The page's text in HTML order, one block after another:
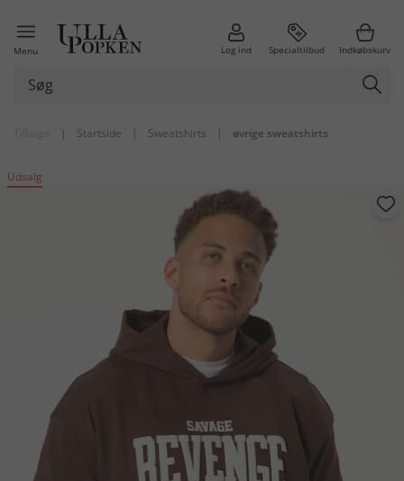
Menu Log ind Specialtilbud Indkøbskurv
| Startside | Sweatshirts | øvrige sweatshirts
Udsalg